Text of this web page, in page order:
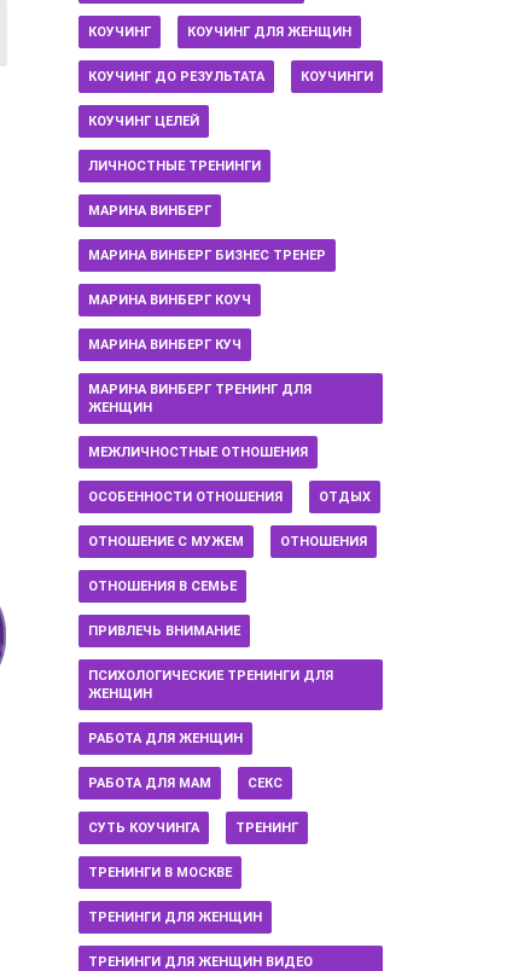
КОУЧИНГ КОУЧИНГ ДЛЯ ЖЕНЩИН
КОУЧИНГ ДО РЕЗУЛЬТАТА КОУЧИНГИ
КОУЧИНГ ЦЕЛЕЙ
ЛИЧНОСТНЫЕ ТРЕНИНГИ
МАРИНА ВИНБЕРГ
МАРИНА ВИНБЕРГ БИЗНЕС ТРЕНЕР
МАРИНА ВИНБЕРГ КОУЧ
МАРИНА ВИНБЕРГ КУЧ
МАРИНА ВИНБЕРГ ТРЕНИНГ ДЛЯ
ЖЕНЩИН
МЕЖЛИЧНОСТНЫЕ ОТНОШЕНИЯ
ОСОБЕННОСТИ ОТНОШЕНИЯ ОТДЫХ
ОТНОШЕНИЕ С МУЖЕМ ОТНОШЕНИЯ
ОТНОШЕНИЯ В СЕМЬЕ
ПРИВЛЕЧЬ ВНИМАНИЕ
ПСИХОЛОГИЧЕСКИЕ ТРЕНИНГИ ДЛЯ
ЖЕНЩИН
РАБОТА ДЛЯ ЖЕНЩИН
РАБОТА ДЛЯ МАМ СЕКС
СУТЬ КОУЧИНГА ТРЕНИНГ
ТРЕНИНГИ В МОСКВЕ
ТРЕНИНГИ ДЛЯ ЖЕНЩИН
ТРЕНИНГИ ДЛЯ ЖЕНЩИН ВИДЕО